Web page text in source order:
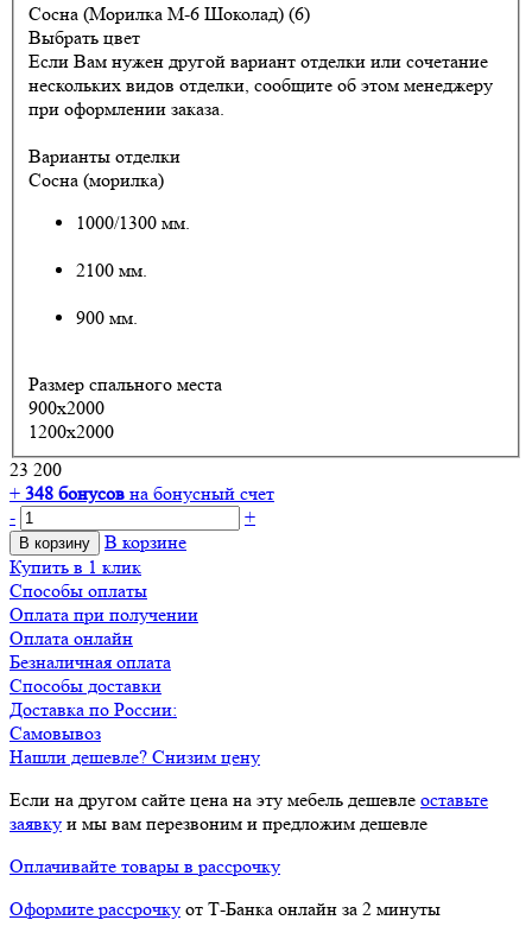
Сосна (Морилка М-6 Шоколад) (6)
Выбрать цвет
Если Вам нужен другой вариант отделки или сочетание
нескольких видов отделки, сообщите об этом менеджеру
при оформлении заказа.
Варианты отделки
Сосна (морилка)
1000/1300 мм.
2100 мм.
900 мм.
Размер спального места
900х2000
1200х2000
23 200
+ 348 бонусов на бонусный счет
-
+
В корзину
В корзине
Купить в 1 клик
Способы оплаты
Оплата при получении
Оплата онлайн
Безналичная оплата
Способы доставки
Доставка по России:
Самовывоз
Нашли дешевле? Снизим цену
Если на другом сайте цена на эту мебель дешевле оставьте
заявку и мы вам перезвоним и предложим дешевле
Оплачивайте товары в рассрочку
Оформите рассрочку от Т-Банка онлайн за 2 минуты